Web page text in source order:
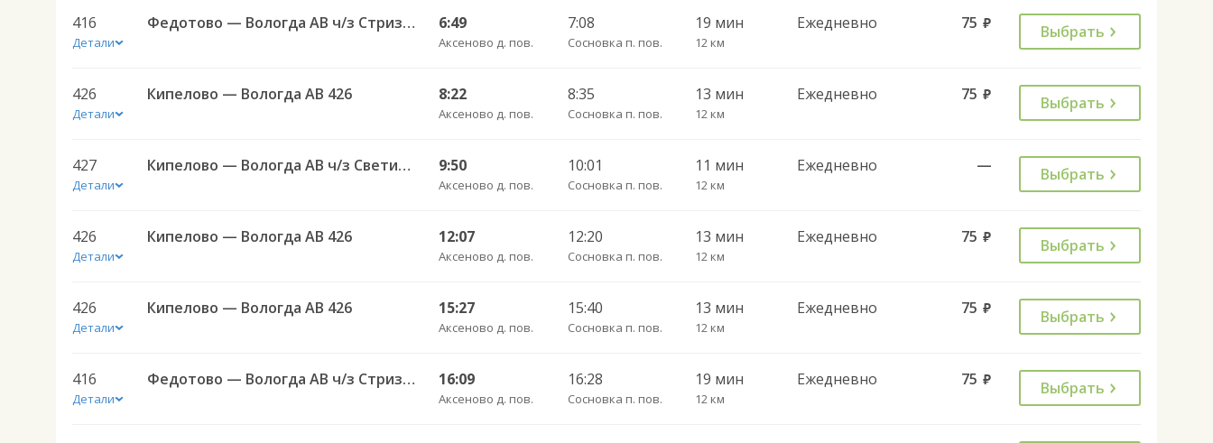
416
Детали
Федотово — Вологда АВ ч/з Стризнево 416 6:49
Аксеново д. пов.
7:08
Сосновка п. пов.
19 мин
12 км
Ежедневно 75 руб. Выбрать
426
Детали
Кипелово — Вологда АВ 426 8:22
Аксеново д. пов.
8:35
Сосновка п. пов.
13 мин
12 км
Ежедневно 75 руб. Выбрать
427
Детали
Кипелово — Вологда АВ ч/з Светилки 427 9:50
Аксеново д. пов.
10:01
Сосновка п. пов.
11 мин
12 км
Ежедневно — Выбрать
426
Детали
Кипелово — Вологда АВ 426 12:07
Аксеново д. пов.
12:20
Сосновка п. пов.
13 мин
12 км
Ежедневно 75 руб. Выбрать
426
Детали
Кипелово — Вологда АВ 426 15:27
Аксеново д. пов.
15:40
Сосновка п. пов.
13 мин
12 км
Ежедневно 75 руб. Выбрать
416
Детали
Федотово — Вологда АВ ч/з Стризнево 416 16:09
Аксеново д. пов.
16:28
Сосновка п. пов.
19 мин
12 км
Ежедневно 75 руб. Выбрать